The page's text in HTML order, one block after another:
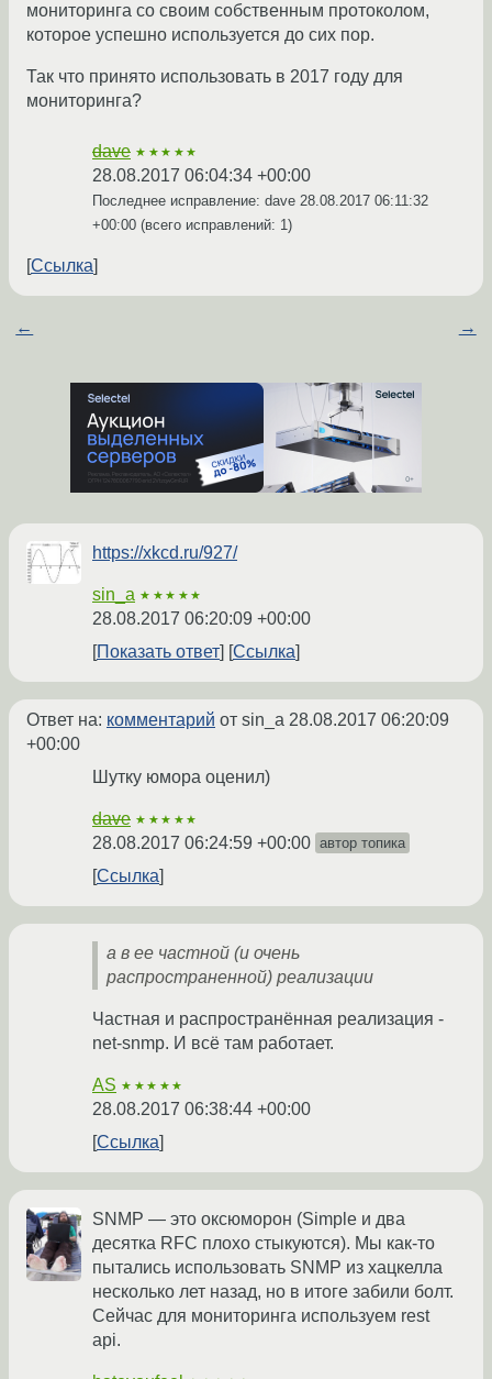
мониторинга со своим собственным протоколом,
которое успешно используется до сих пор.
Так что принято использовать в 2017 году для
мониторинга?
dave ★★★★★
28.08.2017 06:04:34 +00:00
Последнее исправление: dave 28.08.2017 06:11:32
+00:00 (всего исправлений: 1)
Ссылка
← →
https://xkcd.ru/927/
sin_a ★★★★★
28.08.2017 06:20:09 +00:00
Показать ответ
Ссылка
Ответ на: комментарий от sin_a 28.08.2017 06:20:09
+00:00
Шутку юмора оценил)
dave ★★★★★
28.08.2017 06:24:59 +00:00 автор топика
Ссылка
а в ее частной (и очень
распространенной) реализации
Частная и распространённая реализация -
net-snmp. И всё там работает.
AS ★★★★★
28.08.2017 06:38:44 +00:00
Ссылка
SNMP — это оксюморон (Simple и два
десятка RFC плохо стыкуются). Мы как-то
пытались использовать SNMP из хацкелла
несколько лет назад, но в итоге забили болт.
Сейчас для мониторинга используем rest
api.